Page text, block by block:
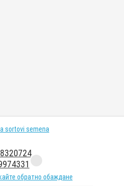
обратно обаждане